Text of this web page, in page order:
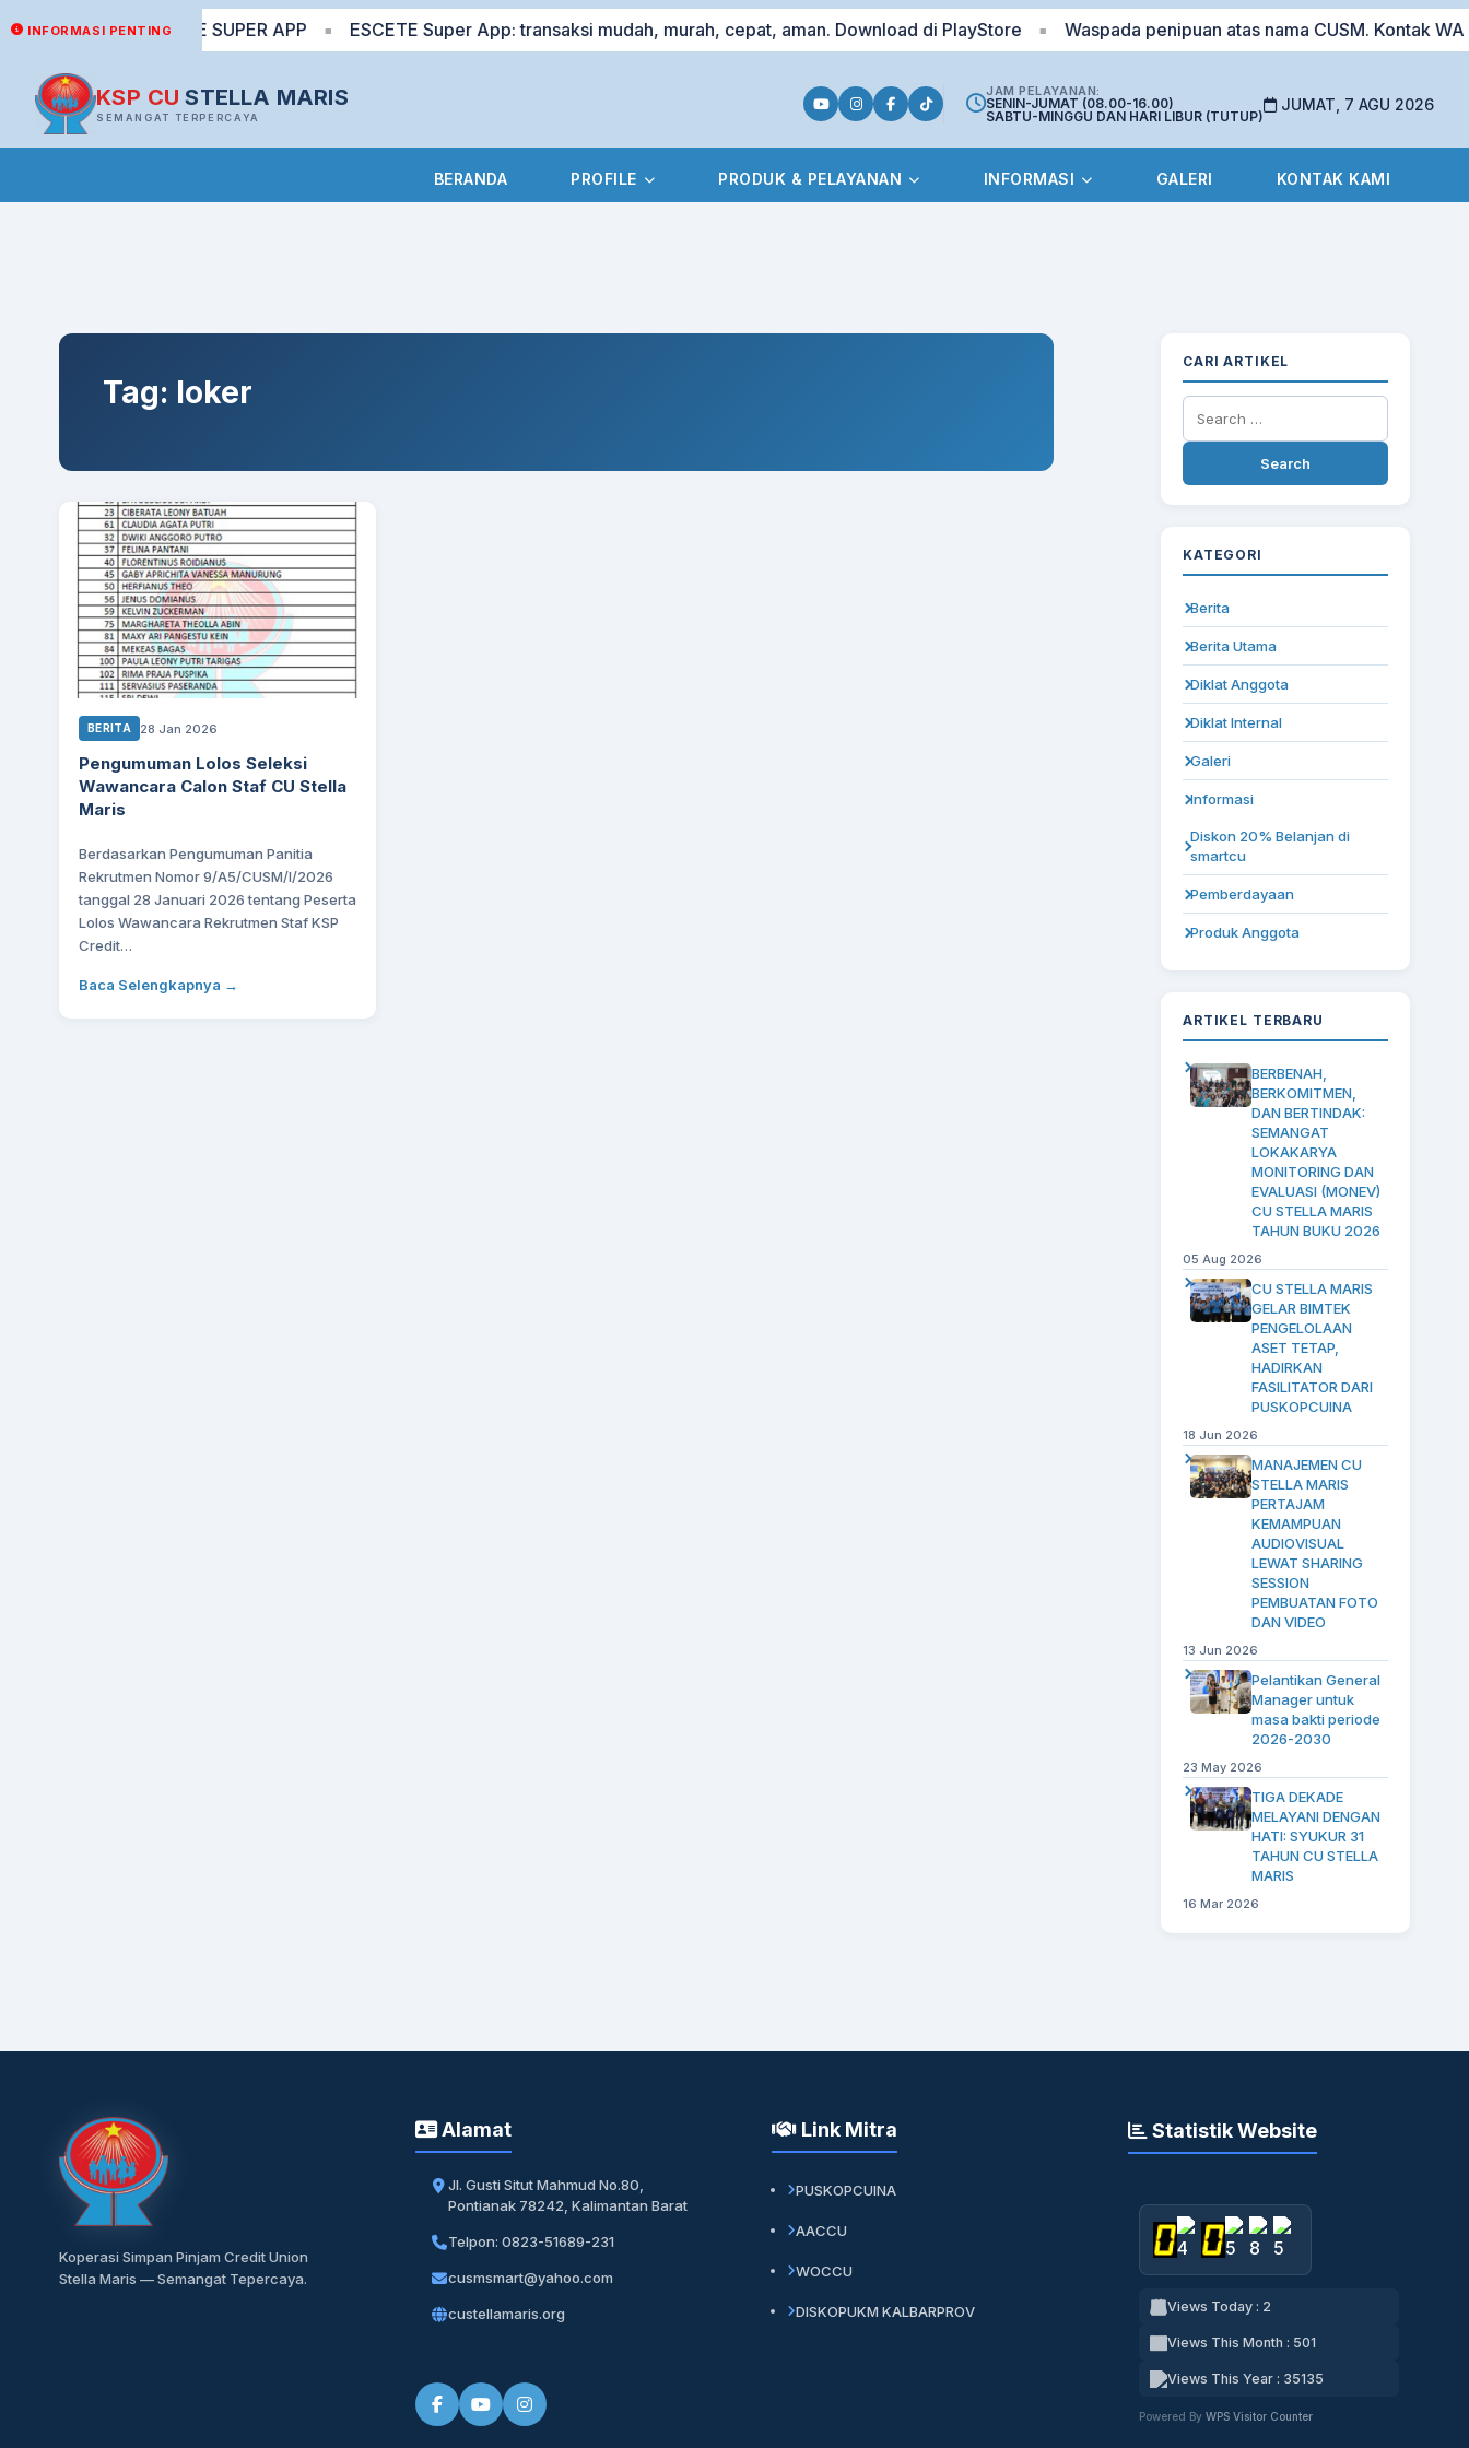
INFORMASI PENTING
Yuk via ESCETE SUPER APP ■ ESCETE Super App: transaksi mudah, murah, cepat, aman. Download di PlayStore ■ Waspada penipuan atas nama CUSM. Kontak WA
KSP CU STELLA MARIS
SEMANGAT TERPERCAYA
JAM PELAYANAN:
SENIN-JUMAT (08.00-16.00)
SABTU-MINGGU DAN HARI LIBUR (TUTUP)
JUMAT, 7 AGU 2026
BERANDA PROFILE PRODUK & PELAYANAN INFORMASI GALERI KONTAK KAMI
Tag: loker
BERITA 28 Jan 2026
Pengumuman Lolos Seleksi
Wawancara Calon Staf CU Stella
Maris
Berdasarkan Pengumuman Panitia
Rekrutmen Nomor 9/A5/CUSM/I/2026
tanggal 28 Januari 2026 tentang Peserta
Lolos Wawancara Rekrutmen Staf KSP
Credit…
Baca Selengkapnya →
CARI ARTIKEL
KATEGORI
Berita
Berita Utama
Diklat Anggota
Diklat Internal
Galeri
Informasi
Diskon 20% Belanjan di
smartcu
Pemberdayaan
Produk Anggota
ARTIKEL TERBARU
BERBENAH,
BERKOMITMEN,
DAN BERTINDAK:
SEMANGAT
LOKAKARYA
MONITORING DAN
EVALUASI (MONEV)
CU STELLA MARIS
TAHUN BUKU 2026
05 Aug 2026
CU STELLA MARIS
GELAR BIMTEK
PENGELOLAAN
ASET TETAP,
HADIRKAN
FASILITATOR DARI
PUSKOPCUINA
18 Jun 2026
MANAJEMEN CU
STELLA MARIS
PERTAJAM
KEMAMPUAN
AUDIOVISUAL
LEWAT SHARING
SESSION
PEMBUATAN FOTO
DAN VIDEO
13 Jun 2026
Pelantikan General
Manager untuk
masa bakti periode
2026-2030
23 May 2026
TIGA DEKADE
MELAYANI DENGAN
HATI: SYUKUR 31
TAHUN CU STELLA
MARIS
16 Mar 2026
Koperasi Simpan Pinjam Credit Union
Stella Maris — Semangat Tepercaya.
Alamat
Jl. Gusti Situt Mahmud No.80,
Pontianak 78242, Kalimantan Barat
Telpon: 0823-51689-231
cusmsmart@yahoo.com
custellamaris.org
Link Mitra
PUSKOPCUINA
AACCU
WOCCU
DISKOPUKM KALBARPROV
Statistik Website
Views Today : 2
Views This Month : 501
Views This Year : 35135
Powered ByWPS Visitor Counter